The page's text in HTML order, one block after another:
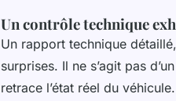
Un contrôle technique
Un rapport technique
surprises. Il ne s’agit pas
retrace l’état réel du